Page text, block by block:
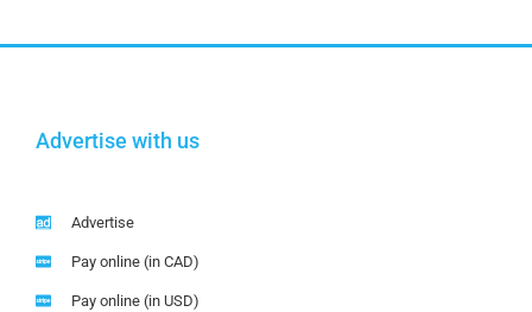
Advertise with us
Advertise
Pay online (in CAD)
Pay online (in USD)